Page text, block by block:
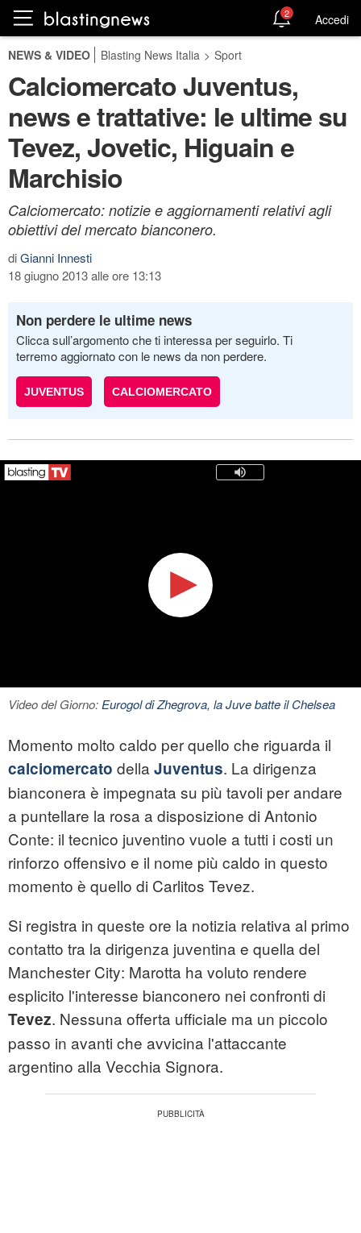
2 Accedi
NEWS & VIDEO Blasting News Italia > Sport
Calciomercato Juventus,
news e trattative: le ultime su
Tevez, Jovetic, Higuain e
Marchisio
Calciomercato: notizie e aggiornamenti relativi agli
obiettivi del mercato bianconero.
diGianni Innesti
18 giugno 2013 alle ore 13:13
Non perdere le ultime news
Clicca sull’argomento che ti interessa per seguirlo. Ti
terremo aggiornato con le news da non perdere.
JUVENTUS CALCIOMERCATO
Video del Giorno: Eurogol di Zhegrova, la Juve batte il Chelsea
Momento molto caldo per quello che riguarda il
calciomercato della Juventus. La dirigenza
bianconera è impegnata su più tavoli per andare
a puntellare la rosa a disposizione di Antonio
Conte: il tecnico juventino vuole a tutti i costi un
rinforzo offensivo e il nome più caldo in questo
momento è quello di Carlitos Tevez.
Si registra in queste ore la notizia relativa al primo
contatto tra la dirigenza juventina e quella del
Manchester City: Marotta ha voluto rendere
esplicito l'interesse bianconero nei confronti di
Tevez. Nessuna offerta ufficiale ma un piccolo
passo in avanti che avvicina l'attaccante
argentino alla Vecchia Signora.